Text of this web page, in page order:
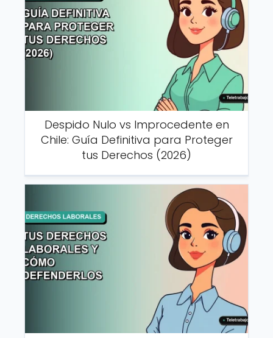
Despido Nulo vs Improcedente en
Chile: Guía Definitiva para Proteger
tus Derechos (2026)